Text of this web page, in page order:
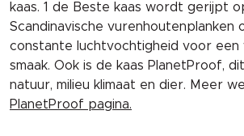
kaas. 1 de Beste kaas wordt gerijpt
Scandinavische vurenhoutenplanken
constante luchtvochtigheid voor een
smaak. Ook is de kaas PlanetProof,
natuur, milieu klimaat en dier. Meer
PlanetProof pagina.